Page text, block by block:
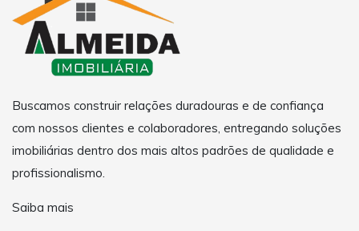
Buscamos construir relações duradouras e de confiança
com nossos clientes e colaboradores, entregando soluções
imobiliárias dentro dos mais altos padrões de qualidade e
profissionalismo.
Saiba mais